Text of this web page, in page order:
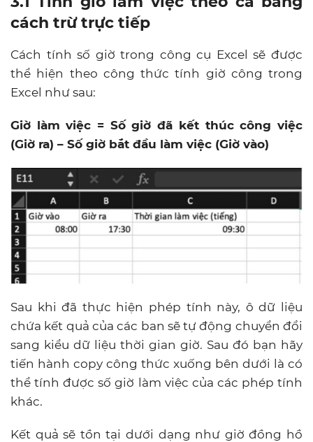
cách trừ trực tiếp
Cách tính số giờ trong công cụ Excel sẽ được
thể hiện theo công thức tính giờ công trong
Excel như sau:
Giờ làm việc = Số giờ đã kết thúc công việc
(Giờ ra) – Số giờ bắt đầu làm việc (Giờ vào)
Sau khi đã thực hiện phép tính này, ô dữ liệu
chứa kết quả của các ban sẽ tự động chuyển đổi
sang kiểu dữ liệu thời gian giờ. Sau đó bạn hãy
tiến hành copy công thức xuống bên dưới là có
thể tính được số giờ làm việc của các phép tính
khác.
Kết quả sẽ tồn tại dưới dạng như giờ đồng hồ